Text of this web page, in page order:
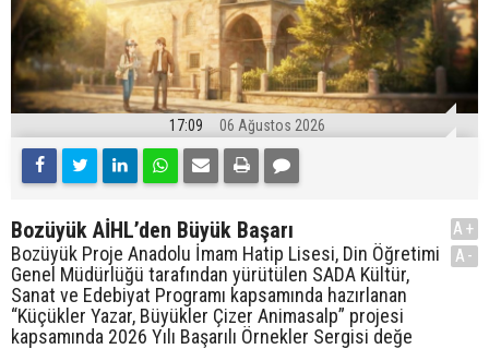
17:09 06 Ağustos 2026
Bozüyük AİHL’den Büyük Başarı
Bozüyük Proje Anadolu İmam Hatip Lisesi, Din Öğretimi
Genel Müdürlüğü tarafından yürütülen SADA Kültür,
Sanat ve Edebiyat Programı kapsamında hazırlanan
“Küçükler Yazar, Büyükler Çizer Animasalp” projesi
kapsamında 2026 Yılı Başarılı Örnekler Sergisi değe
A+
A-